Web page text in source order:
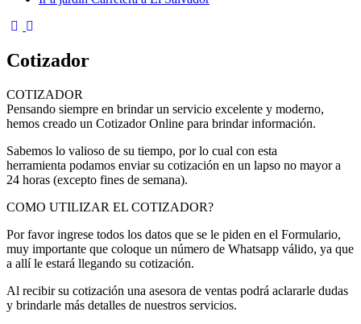
Cotizador
COTIZADOR
Pensando siempre en brindar un servicio excelente y moderno,
hemos creado un Cotizador Online para brindar información.
Sabemos lo valioso de su tiempo, por lo cual con esta
herramienta podamos enviar su cotización en un lapso no mayor a
24 horas (excepto fines de semana).
COMO UTILIZAR EL COTIZADOR?
Por favor ingrese todos los datos que se le piden en el Formulario,
muy importante que coloque un número de Whatsapp válido, ya que
a allí le estará llegando su cotización.
Al recibir su cotización una asesora de ventas podrá aclararle dudas
y brindarle más detalles de nuestros servicios.